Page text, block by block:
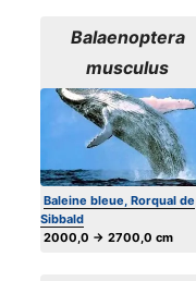
Balaenoptera
musculus
Baleine bleue, Rorqual de
Sibbald
2000,0 → 2700,0 cm